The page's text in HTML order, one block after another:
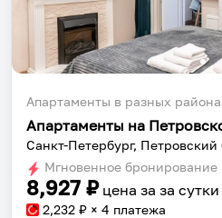
Апартаменты в разных
Санкт-Петербург, Петровский
Мгновенное бронирование
8,927 ₽ цена за за сутки
2,232 ₽ × 4 платежа